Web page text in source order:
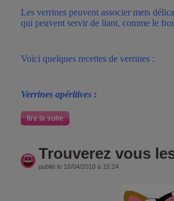
Les verrines peuvent associer mets
qui peuvent servir de liant, comme le
Voici quelques recettes de verrines :
Verrines apéritives :
lire la suite
Trouverez vous
publié le 16/04/2010 à 15:24